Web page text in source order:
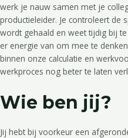
werk je nauw samen met je
productieleider. Je controleert de
wordt gehaald en weet tijdig bij
er energie van om mee te
binnen onze calculatie en
werkproces nog beter te laten
Wie ben jij?
Jij hebt bij voorkeur een